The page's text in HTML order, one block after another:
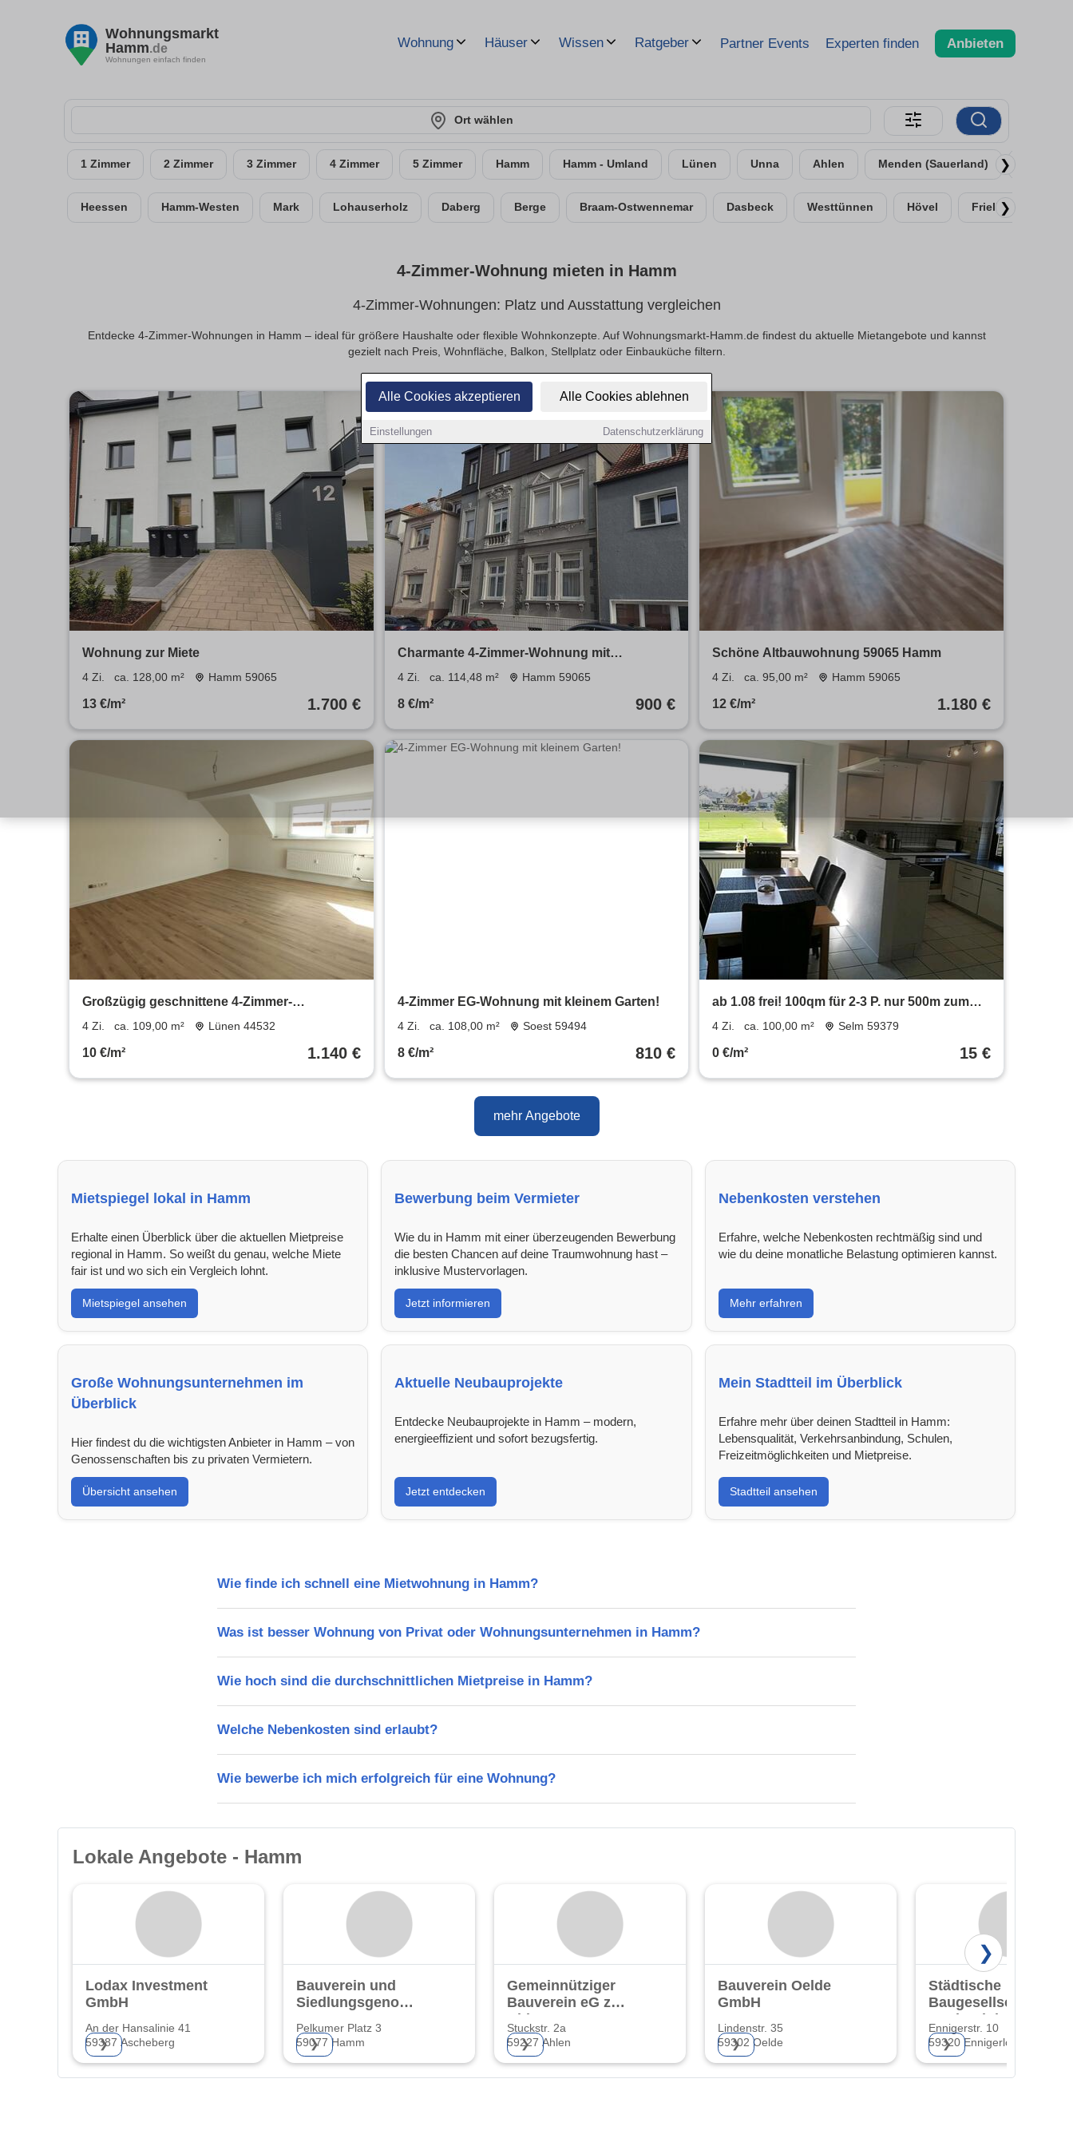
Alle Cookies akzeptieren Alle Cookies ablehnen
Einstellungen Datenschutzerklärung
Wohnungsmarkt
Hamm.de
Wohnungen einfach finden
Wohnung Häuser Wissen Ratgeber Partner Events Experten finden Anbieten
Ort wählen
1 Zimmer 2 Zimmer 3 Zimmer 4 Zimmer 5 Zimmer Hamm Hamm - Umland Lünen Unna Ahlen Menden (Sauerland) ❯
Heessen Hamm-Westen Mark Lohauserholz Daberg Berge Braam-Ostwennemar Dasbeck Westtünnen Hövel Frielick
❯
4-Zimmer-Wohnung mieten in Hamm
4-Zimmer-Wohnungen: Platz und Ausstattung vergleichen
Entdecke 4-Zimmer-Wohnungen in Hamm – ideal für größere Haushalte oder flexible Wohnkonzepte. Auf Wohnungsmarkt-Hamm.de findest du aktuelle Mietangebote und kannst
gezielt nach Preis, Wohnfläche, Balkon, Stellplatz oder Einbauküche filtern.
Wohnung zur Miete
4 Zi. ca. 128,00 m² Hamm 59065
13 €/m² 1.700 €
Charmante 4-Zimmer-Wohnung mit
Altbaucharme und Gäste-WC in der Hammer
4 Zi. ca. 114,48 m² Hamm 59065
8 €/m² 900 €
Schöne Altbauwohnung 59065 Hamm
4 Zi. ca. 95,00 m² Hamm 59065
12 €/m² 1.180 €
Großzügig geschnittene 4-Zimmer-
Dachgeschosswohnung in der Innenstadt
4 Zi. ca. 109,00 m² Lünen 44532
10 €/m² 1.140 €
4-Zimmer EG-Wohnung mit kleinem Garten!
4 Zi. ca. 108,00 m² Soest 59494
8 €/m² 810 €
ab 1.08 frei! 100qm für 2-3 P. nur 500m zum
LAFP mit Wintergarten
4 Zi. ca. 100,00 m² Selm 59379
0 €/m² 15 €
mehr Angebote
Mietspiegel lokal in Hamm
Erhalte einen Überblick über die aktuellen Mietpreise
regional in Hamm. So weißt du genau, welche Miete
fair ist und wo sich ein Vergleich lohnt.
Mietspiegel ansehen
Bewerbung beim Vermieter
Wie du in Hamm mit einer überzeugenden Bewerbung
die besten Chancen auf deine Traumwohnung hast –
inklusive Mustervorlagen.
Jetzt informieren
Nebenkosten verstehen
Erfahre, welche Nebenkosten rechtmäßig sind und
wie du deine monatliche Belastung optimieren kannst.
Mehr erfahren
Große Wohnungsunternehmen im
Überblick
Hier findest du die wichtigsten Anbieter in Hamm – von
Genossenschaften bis zu privaten Vermietern.
Übersicht ansehen
Aktuelle Neubauprojekte
Entdecke Neubauprojekte in Hamm – modern,
energieeffizient und sofort bezugsfertig.
Jetzt entdecken
Mein Stadtteil im Überblick
Erfahre mehr über deinen Stadtteil in Hamm:
Lebensqualität, Verkehrsanbindung, Schulen,
Freizeitmöglichkeiten und Mietpreise.
Stadtteil ansehen
Wie finde ich schnell eine Mietwohnung in Hamm?
Was ist besser Wohnung von Privat oder Wohnungsunternehmen in Hamm?
Wie hoch sind die durchschnittlichen Mietpreise in Hamm?
Welche Nebenkosten sind erlaubt?
Wie bewerbe ich mich erfolgreich für eine Wohnung?
Lokale Angebote - Hamm
Lodax Investment
GmbH
An der Hansalinie 41
59387 Ascheberg
❯
Bauverein und
Siedlungsgenossenschaft
Pelkumer Platz 3
59077 Hamm
❯
Gemeinnütziger
Bauverein eG zu
Ahlen
Stuckstr. 2a
59227 Ahlen
❯
Bauverein Oelde
GmbH
Lindenstr. 35
59302 Oelde
❯
Städtische
Baugesellschaft
Ennigerloh GmbH
Ennigerstr. 10
59320 Ennigerloh
❯
❯